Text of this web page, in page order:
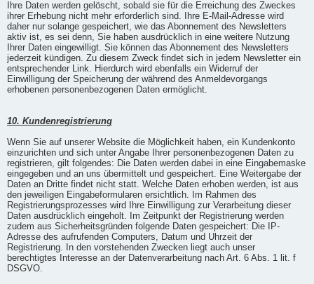
Ihre Daten werden gelöscht, sobald sie für die Erreichung des Zweckes
ihrer Erhebung nicht mehr erforderlich sind. Ihre E-Mail-Adresse wird
daher nur solange gespeichert, wie das Abonnement des Newsletters
aktiv ist, es sei denn, Sie haben ausdrücklich in eine weitere Nutzung
Ihrer Daten eingewilligt. Sie können das Abonnement des Newsletters
jederzeit kündigen. Zu diesem Zweck findet sich in jedem Newsletter ein
entsprechender Link. Hierdurch wird ebenfalls ein Widerruf der
Einwilligung der Speicherung der während des Anmeldevorgangs
erhobenen personenbezogenen Daten ermöglicht.
10. Kundenregistrierung
Wenn Sie auf unserer Website die Möglichkeit haben, ein Kundenkonto
einzurichten und sich unter Angabe Ihrer personenbezogenen Daten zu
registrieren, gilt folgendes: Die Daten werden dabei in eine Eingabemaske
eingegeben und an uns übermittelt und gespeichert. Eine Weitergabe der
Daten an Dritte findet nicht statt. Welche Daten erhoben werden, ist aus
den jeweiligen Eingabeformularen ersichtlich. Im Rahmen des
Registrierungsprozesses wird Ihre Einwilligung zur Verarbeitung dieser
Daten ausdrücklich eingeholt. Im Zeitpunkt der Registrierung werden
zudem aus Sicherheitsgründen folgende Daten gespeichert: Die IP-
Adresse des aufrufenden Computers, Datum und Uhrzeit der
Registrierung. In den vorstehenden Zwecken liegt auch unser
berechtigtes Interesse an der Datenverarbeitung nach Art. 6 Abs. 1 lit. f
DSGVO.